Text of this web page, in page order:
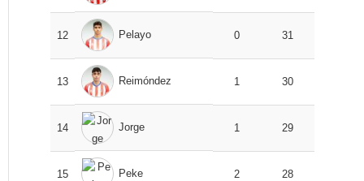
12 Pelayo 0 31
13 Reimóndez 1 30
14 Jorge 1 29
15 Peke 2 28